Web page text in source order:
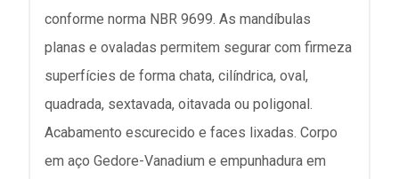
conforme norma NBR 9699. As mandíbulas
planas e ovaladas permitem segurar com firmeza
superfícies de forma chata, cilíndrica, oval,
quadrada, sextavada, oitavada ou poligonal.
Acabamento escurecido e faces lixadas. Corpo
em aço Gedore-Vanadium e empunhadura em